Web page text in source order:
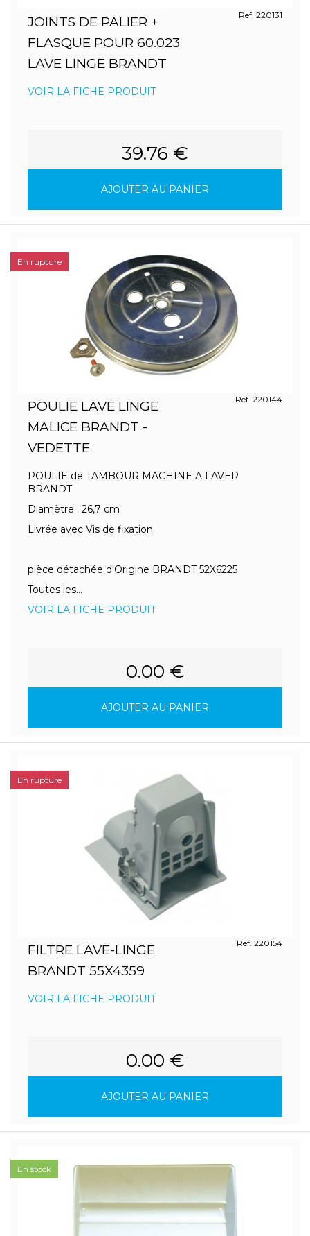
JOINTS DE PALIER +
FLASQUE POUR 60.023
LAVE LINGE BRANDT
Ref. 220131
VOIR LA FICHE PRODUIT
39.76 €
AJOUTER AU PANIER
POULIE LAVE LINGE
MALICE BRANDT -
VEDETTE
Ref. 220144
POULIE de TAMBOUR MACHINE A LAVER
BRANDT
Diamètre : 26,7 cm
Livrée avec Vis de fixation
pièce détachée d'Origine BRANDT 52X6225
Toutes les...
VOIR LA FICHE PRODUIT
0.00 €
AJOUTER AU PANIER
En rupture
FILTRE LAVE-LINGE
BRANDT 55X4359
Ref. 220154
VOIR LA FICHE PRODUIT
0.00 €
AJOUTER AU PANIER
En rupture
En stock